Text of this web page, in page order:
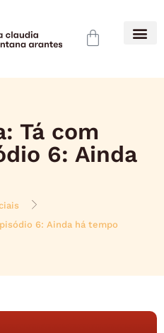
Tá com
6: Ainda
6: Ainda há tempo